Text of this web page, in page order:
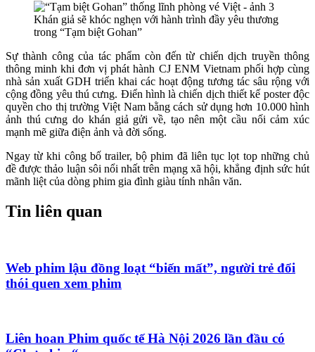
Khán giả sẽ khóc nghẹn với hành trình đầy yêu thương
trong “Tạm biệt Gohan”
Sự thành công của tác phẩm còn đến từ chiến dịch truyền thông
thông minh khi đơn vị phát hành CJ ENM Vietnam phối hợp cùng
nhà sản xuất GDH triển khai các hoạt động tương tác sâu rộng với
cộng đồng yêu thú cưng. Điển hình là chiến dịch thiết kế poster độc
quyền cho thị trường Việt Nam bằng cách sử dụng hơn 10.000 hình
ảnh thú cưng do khán giả gửi về, tạo nên một cầu nối cảm xúc
mạnh mẽ giữa điện ảnh và đời sống.
Ngay từ khi công bố trailer, bộ phim đã liên tục lọt top những chủ
đề được thảo luận sôi nổi nhất trên mạng xã hội, khẳng định sức hút
mãnh liệt của dòng phim gia đình giàu tính nhân văn.
Tin liên quan
Web phim lậu đồng loạt “biến mất”, người trẻ đổi
thói quen xem phim
Liên hoan Phim quốc tế Hà Nội 2026 lần đầu có